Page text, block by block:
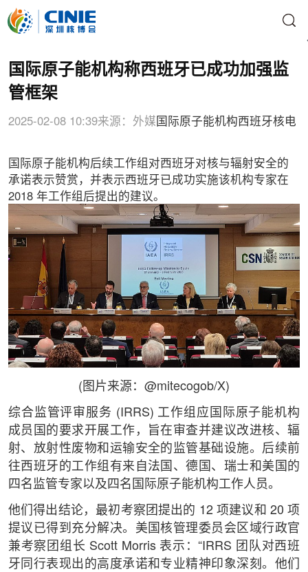
国际原子能机构称西班牙已成功加强监
管框架
2025-02-08 10:39来源：外媒 国际原子能机构西班牙核电
国际原子能机构后续工作组对西班牙对核与辐射安全的
承诺表示赞赏，并表示西班牙已成功实施该机构专家在
2018 年工作组后提出的建议。
(图片来源：@mitecogob/X)
综合监管评审服务 (IRRS) 工作组应国际原子能机构
成员国的要求开展工作，旨在审查并建议改进核、辐
射、放射性废物和运输安全的监管基础设施。后续前
往西班牙的工作组有来自法国、德国、瑞士和美国的
四名监管专家以及四名国际原子能机构工作人员。
他们得出结论，最初考察团提出的 12 项建议和 20 项
提议已得到充分解决。美国核管理委员会区域行政官
兼考察团组长 Scott Morris 表示：“IRRS 团队对西班
牙同行表现出的高度承诺和专业精神印象深刻。他们